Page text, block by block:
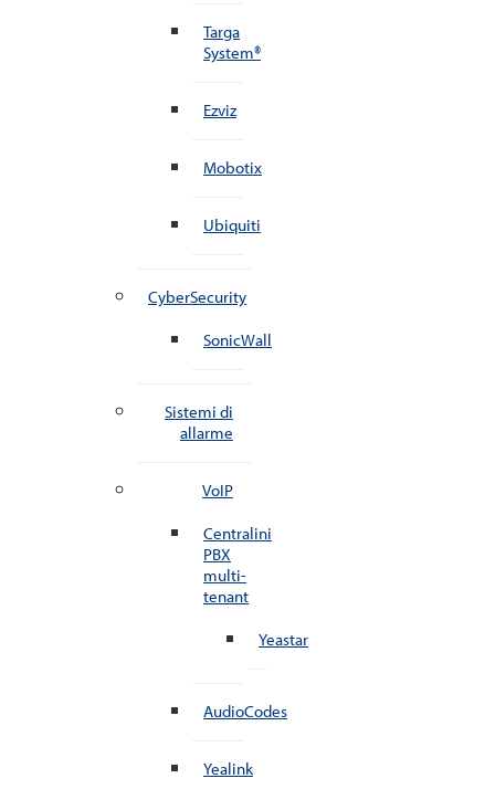
Targa
System®
Ezviz
Mobotix
Ubiquiti
CyberSecurity
SonicWall
Sistemi di
allarme
VoIP
Centralini
PBX
multi-
tenant
Yeastar
AudioCodes
Yealink